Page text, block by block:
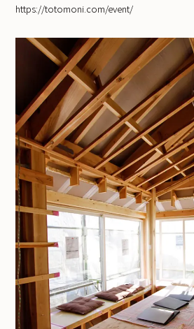
https://totomoni.com/event/